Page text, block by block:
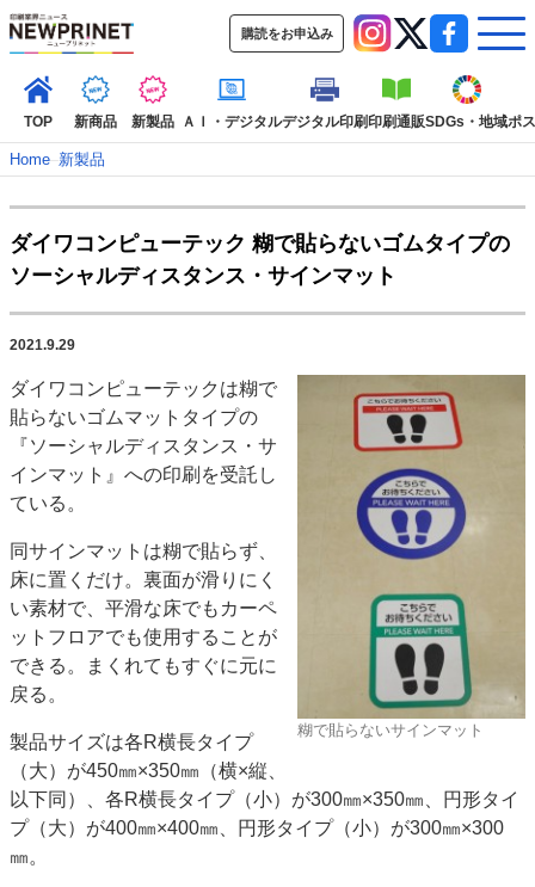
購読をお申込み
TOP 新商品 新製品 ＡＩ・デジタルデジタル印刷印刷通販SDGs・地域ポ
TOP
新着記事 特集記事
動画コンテンツ
インタビュー
コレクション
デジタル印刷
印刷通販
SDGs・地域
ポストプレス ビジネス イベント 信用情報
市場・統計
人事・移転・異動・訃報
特集記事カテゴリー一覧
特集・デジタル印刷 アイデアで勝負！ ～多様なビジネス・多彩な商材～
JAPAN PACK 2023 特集
中古印刷機・製本機特集
2022 見える化・MIS特集
2022 検査・校正特集
特集・デジタル印刷 ～ 新成長軌道を描く
案内
印刷機材年鑑
運営
会社案内
購読・購入申し込み
サイトポリシー
お問い合わせ
Home–新製品
ダイワコンピューテック 糊で貼らないゴムタイプの
ソーシャルディスタンス・サインマット
2021.9.29
糊で貼らないサインマット
ダイワコンピューテックは糊で
貼らないゴムマットタイプの
『ソーシャルディスタンス・サ
インマット』への印刷を受託し
ている。
同サインマットは糊で貼らず、
床に置くだけ。裏面が滑りにく
い素材で、平滑な床でもカーペ
ットフロアでも使用することが
できる。まくれてもすぐに元に
戻る。
製品サイズは各R横長タイプ
（大）が450㎜×350㎜（横×縦、
以下同）、各R横長タイプ（小）が300㎜×350㎜、円形タイ
プ（大）が400㎜×400㎜、円形タイプ（小）が300㎜×300
㎜。